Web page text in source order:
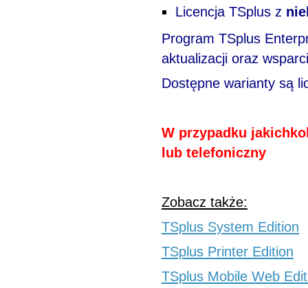
Licencja TSplus z
Program TSplus
aktualizacji oraz
Dostępne warianty są
W przypadku
lub telefoniczny
Zobacz także:
TSplus System Edition
TSplus Printer Edition
TSplus Mobile Web